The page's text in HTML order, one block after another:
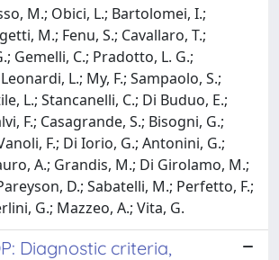
M.; Obici, L.; Bartolomei, I.;
M.; Fenu, S.; Cavallaro, T.;
Gemelli, C.; Pradotto, L. G.;
L.; My, F.; Sampaolo, S.;
L.; Stancanelli, C.; Di Buduo, E.;
F.; Casagrande, S.; Bisogni, G.;
F.; Di Iorio, G.; Antonini, G.;
A.; Grandis, M.; Di Girolamo, M.;
D.; Sabatelli, M.; Perfetto, F.;
G.; Mazzeo, A.; Vita, G.
Diagnostic criteria,